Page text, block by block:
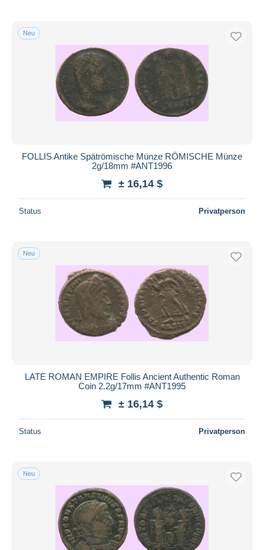
Neu
FOLLIS Antike Spätrömische Münze RÖMISCHE Münze
2g/18mm #ANT1996
± 16,14 $
Status Privatperson
Neu
LATE ROMAN EMPIRE Follis Ancient Authentic Roman
Coin 2.2g/17mm #ANT1995
± 16,14 $
Status Privatperson
Neu